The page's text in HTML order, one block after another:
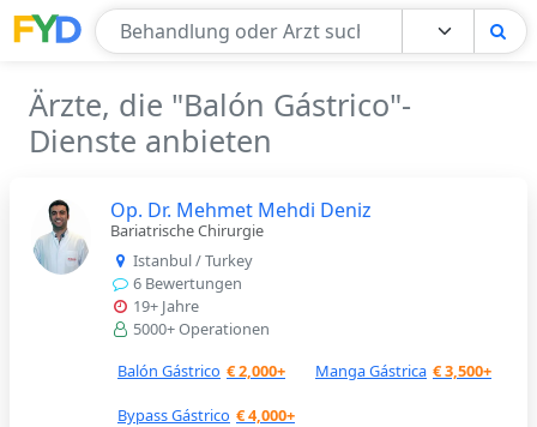
Find Your Doctor
Ärzte, die "Balón Gástrico"-
Dienste anbieten
Op. Dr. Mehmet Mehdi Deniz
Bariatrische Chirurgie
Istanbul / Turkey
6 Bewertungen
19+ Jahre
5000+ Operationen
Balón Gástrico € 2,000+ Manga Gástrica € 3,500+
Bypass Gástrico € 4,000+